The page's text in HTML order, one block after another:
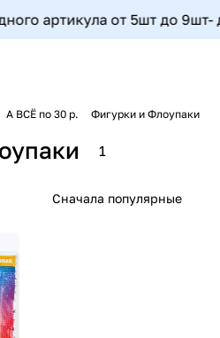
артикула от 5шт до 9шт-
А ВСЁ по 30 р. Фигурки и Флоупаки
1
Сначала популярные